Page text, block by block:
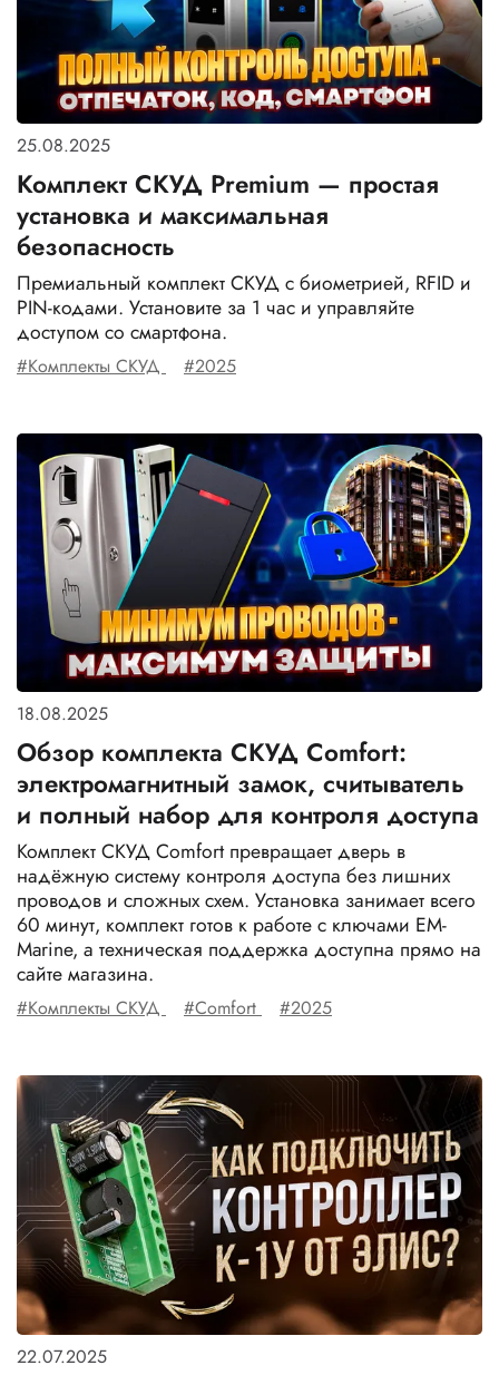
25.08.2025
Комплект СКУД Premium — простая
установка и максимальная
безопасность
Премиальный комплект СКУД с биометрией, RFID и
PIN-кодами. Установите за 1 час и управляйте
доступом со смартфона.
#Комплекты СКУД #2025
18.08.2025
Обзор комплекта СКУД Comfort:
электромагнитный замок, считыватель
и полный набор для контроля доступа
Комплект СКУД Comfort превращает дверь в
надёжную систему контроля доступа без лишних
проводов и сложных схем. Установка занимает всего
60 минут, комплект готов к работе с ключами EM-
Marine, а техническая поддержка доступна прямо на
сайте магазина.
#Комплекты СКУД #Comfort #2025
22.07.2025